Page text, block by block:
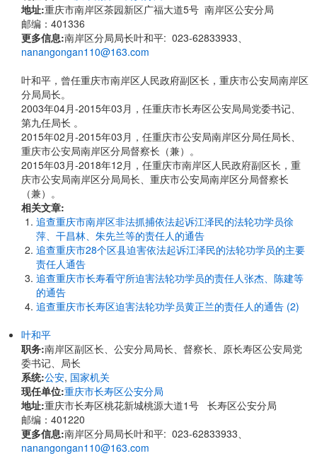
地址:重庆市南岸区茶园新区广福大道5号 南岸区公安分局
邮编：401336
更多信息:南岸区分局局长叶和平: 023-62833933、
nanangongan110@163.com
叶和平，曾任重庆市南岸区人民政府副区长，重庆市公安局南岸区
分局局长。
2003年04月-2015年03月，任重庆市长寿区公安局局党委书记、
第九任局长 。
2015年02月-2015年03月，任重庆市公安局南岸区分局任局长、
重庆市公安局南岸区分局督察长（兼）。
2015年03月-2018年12月，任重庆市南岸区人民政府副区长，重
庆市公安局南岸区分局局长、重庆市公安局南岸区分局督察长
（兼）。
相关文章:
追查重庆市南岸区非法抓捕依法起诉江泽民的法轮功学员徐
萍、干昌林、朱先兰等的责任人的通告
追查重庆市28个区县迫害依法起诉江泽民的法轮功学员的主要
责任人通告
追查重庆市长寿看守所迫害法轮功学员的责任人张杰、陈建等
的通告
追查重庆市长寿区迫害法轮功学员黄正兰的责任人的通告 (2)
叶和平
职务:南岸区副区长、公安分局局长、督察长、原长寿区公安局党
委书记、局长
系统:公安, 国家机关
现任单位:重庆市长寿区公安分局
地址:重庆市长寿区桃花新城桃源大道1号 长寿区公安分局
邮编：401220
更多信息:南岸区分局局长叶和平: 023-62833933、
nanangongan110@163.com